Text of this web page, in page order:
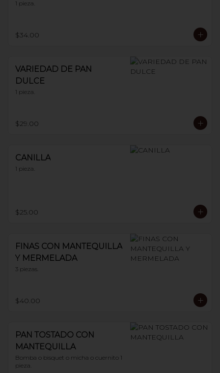
1 pieza.
$34.00
VARIEDAD DE PAN
DULCE
1 pieza.
$29.00
CANILLA
1 pieza.
$25.00
FINAS CON MANTEQUILLA
Y MERMELADA
3 piezas.
$40.00
PAN TOSTADO CON
MANTEQUILLA
Bomba o bisquet o micha o cuernito 1
pieza.